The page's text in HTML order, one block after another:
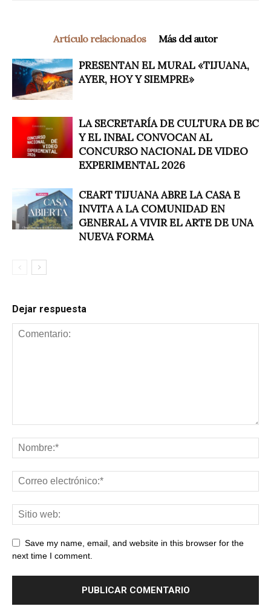
Artículo relacionados Más del autor
PRESENTAN EL MURAL «TIJUANA,
AYER, HOY Y SIEMPRE»
LA SECRETARÍA DE CULTURA DE BC
Y EL INBAL CONVOCAN AL
CONCURSO NACIONAL DE VIDEO
EXPERIMENTAL 2026
CEART TIJUANA ABRE LA CASA E
INVITA A LA COMUNIDAD EN
GENERAL A VIVIR EL ARTE DE UNA
NUEVA FORMA
Dejar respuesta
Save my name, email, and website in this browser for the
next time I comment.